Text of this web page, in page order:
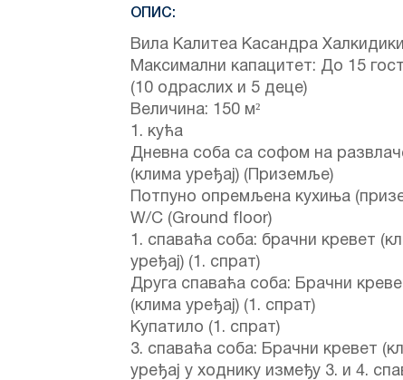
ОПИС:
Вила Калитеа Касандра Халкидики
Максимални капацитет: До 15
(10 одраслих и 5 деце)
Величина: 150 м²
1. кућа
Дневна соба са софом на
(клима уређај) (Приземље)
Потпуно опремљена кухиња
W/C (Ground floor)
1. спаваћа соба: брачни кревет
уређај) (1. спрат)
Друга спаваћа соба: Брачни
(клима уређај) (1. спрат)
Купатило (1. спрат)
3. спаваћа соба: Брачни кревет
уређај у ходнику између 3. и 4.